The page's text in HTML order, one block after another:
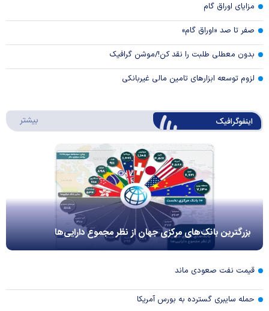
مزایای اوراق گام
صفر تا صد «اوراق گام»
بدون معطلی طلبت را نقد کن!/موشن گرافیک
لزوم توسعه ابزارهای تامین مالی غیربانکی
اینفوگرافیک بیشتر
بزرگترین بانک‌های مرکزی جهان از نظر مجموع دارایی‌ها
قیمت نفت صعودی ماند
حمله سایبری گسترده به بورس آمریکا